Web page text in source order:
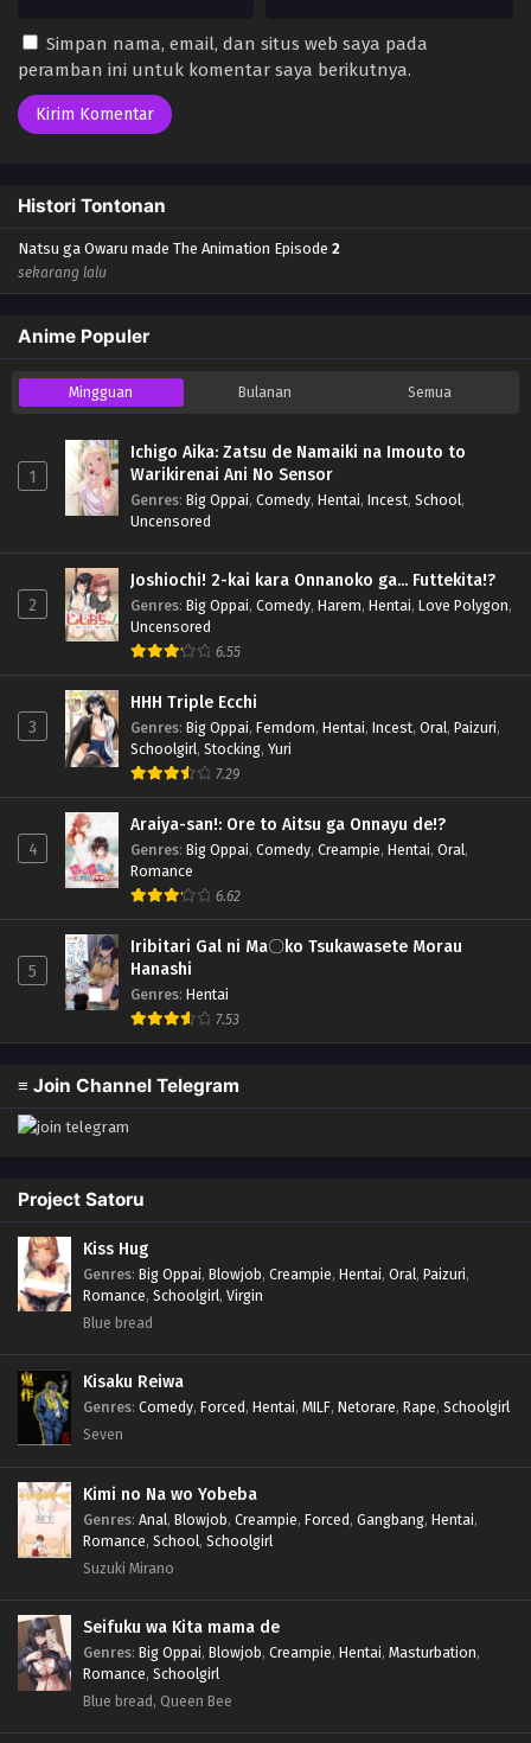
Simpan nama, email, dan situs web saya pada
peramban ini untuk komentar saya berikutnya.
Histori Tontonan
Natsu ga Owaru made The Animation Episode 2
sekarang lalu
Anime Populer
Mingguan Bulanan Semua
1
Ichigo Aika: Zatsu de Namaiki na Imouto to
Warikirenai Ani No Sensor
Genres: Big Oppai, Comedy, Hentai, Incest, School,
Uncensored
2
Joshiochi! 2-kai kara Onnanoko ga... Futtekita!?
Genres: Big Oppai, Comedy, Harem, Hentai, Love Polygon,
Uncensored
6.55
3
HHH Triple Ecchi
Genres: Big Oppai, Femdom, Hentai, Incest, Oral, Paizuri,
Schoolgirl, Stocking, Yuri
7.29
4
Araiya-san!: Ore to Aitsu ga Onnayu de!?
Genres: Big Oppai, Comedy, Creampie, Hentai, Oral,
Romance
6.62
5
Iribitari Gal ni Ma〇ko Tsukawasete Morau
Hanashi
Genres: Hentai
7.53
≡ Join Channel Telegram
Project Satoru
Kiss Hug
Genres: Big Oppai, Blowjob, Creampie, Hentai, Oral, Paizuri,
Romance, Schoolgirl, Virgin
Blue bread
Kisaku Reiwa
Genres: Comedy, Forced, Hentai, MILF, Netorare, Rape, Schoolgirl
Seven
Kimi no Na wo Yobeba
Genres: Anal, Blowjob, Creampie, Forced, Gangbang, Hentai,
Romance, School, Schoolgirl
Suzuki Mirano
Seifuku wa Kita mama de
Genres: Big Oppai, Blowjob, Creampie, Hentai, Masturbation,
Romance, Schoolgirl
Blue bread, Queen Bee